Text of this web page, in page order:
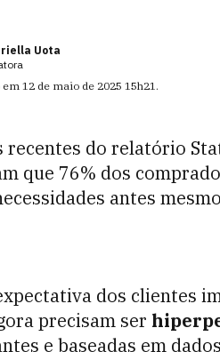
Uota
em12 de maio de 2025 15h21.
recentes do relatório
que 76% dos
antes
dos clientes
precisam ser
e baseadas em